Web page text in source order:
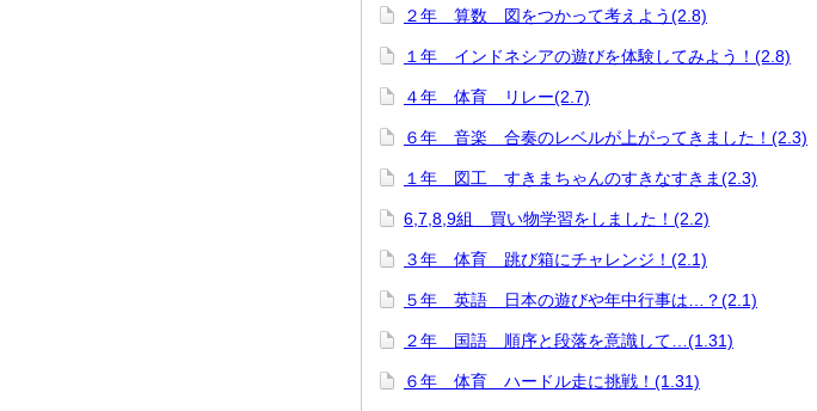
２年 算数 図をつかって考えよう(2.8)
１年 インドネシアの遊びを体験してみよう！(2.8)
４年 体育 リレー(2.7)
６年 音楽 合奏のレベルが上がってきました！(2.3)
１年 図工 すきまちゃんのすきなすきま(2.3)
6,7,8,9組 買い物学習をしました！(2.2)
３年 体育 跳び箱にチャレンジ！(2.1)
５年 英語 日本の遊びや年中行事は…？(2.1)
２年 国語 順序と段落を意識して…(1.31)
６年 体育 ハードル走に挑戦！(1.31)